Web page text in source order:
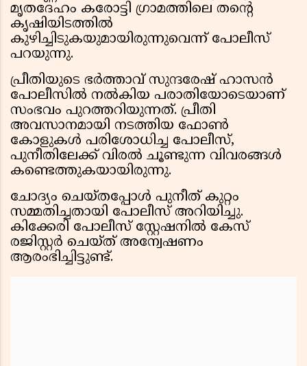
മൃതദേഹം കരോട്ടി ഗ്രാമത്തിലെ തന്റെ
കൃഷിയിടത്തിൽ
കുഴിച്ചിടുകയുമായിരുന്നുവെന്ന് പോലീസ്
പറയുന്നു.
പ്രീതിയുടെ ഭർത്താവ് സുന്ദരേഷ് ഹാസൻ
പോലീസിൽ നൽകിയ പരാതിയോടെയാണ്
സംഭവം പുറത്തറിയുന്നത്. പ്രീതി
അവസാനമായി നടത്തിയ ഫോൺ
കോളുകൾ പരിശോധിച്ച പോലീസ്,
പുനീതിലേക്ക് വിരൽ ചൂണ്ടുന്ന വിവരങ്ങൾ
കണ്ടെത്തുകയായിരുന്നു.
ചോദ്യം ചെയ്തപ്പോൾ പുനീത് കുറ്റം
സമ്മതിച്ചതായി പോലീസ് അറിയിച്ചു.
കിക്കേരി പോലീസ് സ്റ്റേഷനിൽ കേസ്
രജിസ്റ്റർ ചെയ്ത് അന്വേഷണം
ആരംഭിച്ചിട്ടുണ്ട്.